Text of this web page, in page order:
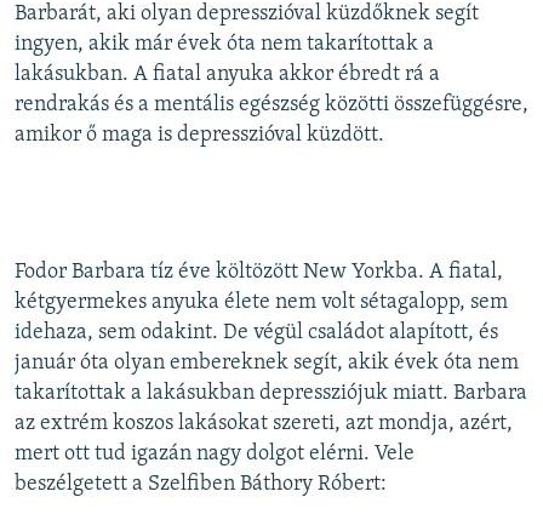
Auto 240p 360p 480p
720p 1080p
480p
720p
1080p
Barbarát, aki olyan depresszióval küzdőknek segít
ingyen, akik már évek óta nem takarítottak a
lakásukban. A fiatal anyuka akkor ébredt rá a
rendrakás és a mentális egészség közötti összefüggésre,
amikor ő maga is depresszióval küzdött.
Fodor Barbara tíz éve költözött New Yorkba. A fiatal,
kétgyermekes anyuka élete nem volt sétagalopp, sem
idehaza, sem odakint. De végül családot alapított, és
január óta olyan embereknek segít, akik évek óta nem
takarítottak a lakásukban depressziójuk miatt. Barbara
az extrém koszos lakásokat szereti, azt mondja, azért,
mert ott tud igazán nagy dolgot elérni. Vele
beszélgetett a Szelfiben Báthory Róbert: